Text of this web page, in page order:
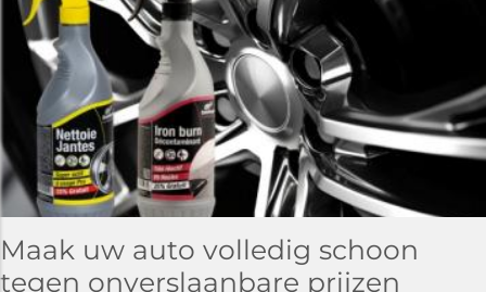
Maak uw auto volledig schoon
tegen onverslaanbare prijzen